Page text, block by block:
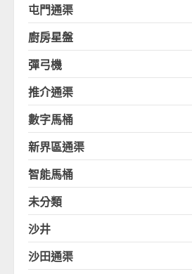
屯門通渠
廚房星盤
彈弓機
推介通渠
數字馬桶
新界區通渠
智能馬桶
未分類
沙井
沙田通渠